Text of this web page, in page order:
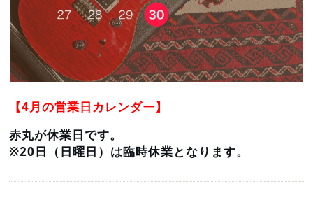
【4月の営業日カレンダー】
赤丸が休業日です。
※20日（日曜日）は臨時休業となります。